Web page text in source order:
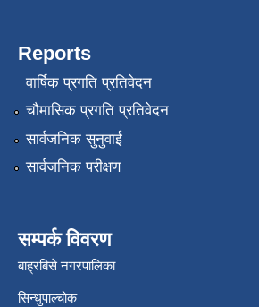
Reports
वार्षिक प्रगति प्रतिवेदन
चौमासिक प्रगति प्रतिवेदन
सार्वजनिक सुनुवाई
सार्वजनिक परीक्षण
सम्पर्क विवरण
बाह्रबिसे नगरपालिका
सिन्धुपाल्चोक